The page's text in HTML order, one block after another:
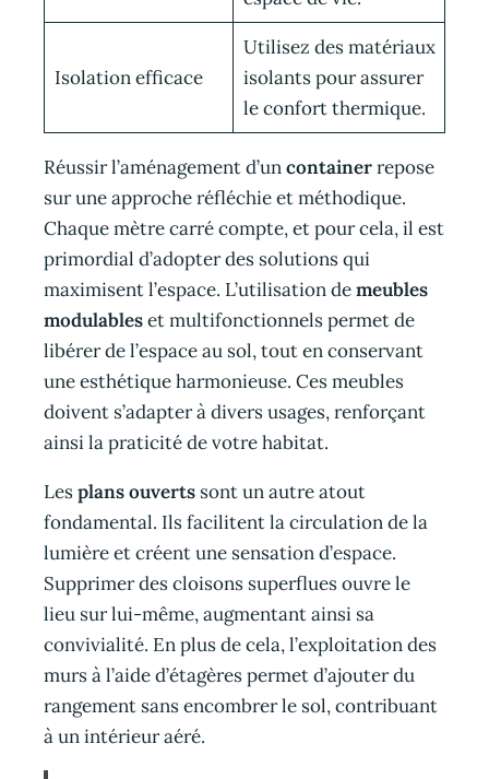
Isolation efficace
Utilisez des matériaux
isolants pour assurer
le confort thermique.
Réussir l’aménagement d’uncontainerrepose
sur une approche réfléchie et méthodique.
Chaque mètre carré compte, et pour cela, il est
primordial d’adopter des solutions qui
maximisent l’espace. L’utilisation demeubles
modulableset multifonctionnels permet de
libérer de l’espace au sol, tout en conservant
une esthétique harmonieuse. Ces meubles
doivent s’adapter à divers usages, renforçant
ainsi la praticité de votre habitat.
Lesplans ouverts sont un autre atout
fondamental. Ils facilitent la circulation de la
lumière et créent une sensation d’espace.
Supprimer des cloisons superflues ouvre le
lieu sur lui-même, augmentant ainsi sa
convivialité. En plus de cela, l’exploitation des
murs à l’aide d’étagères permet d’ajouter du
rangement sans encombrer le sol, contribuant
à un intérieur aéré.